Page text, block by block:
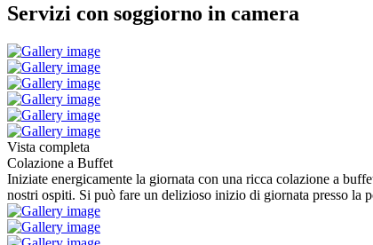
Servizi con soggiorno in camera
Vista completa
Colazione a Buffet
Iniziate energicamente la giornata con una ricca colazione a
nostri ospiti. Si può fare un delizioso inizio di giornata presso la